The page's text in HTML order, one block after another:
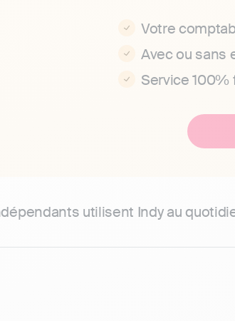
Votre
Avec ou sans
Service 100%
utilisent Indy au